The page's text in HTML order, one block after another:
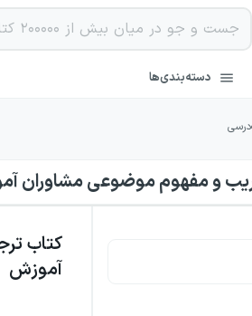
دسته‌بندی‌ها
و مفهوم موضوعی مشاوران
کتاب
آموزش